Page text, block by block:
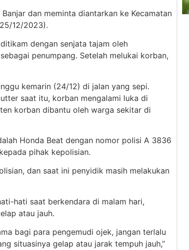
dan meminta diantarkan ke Kecamatan
12/2023).
dengan senjata tajam oleh
penumpang. Setelah melukai korban,
kemarin (24/12) di jalan yang sepi.
saat itu, korban mengalami luka di
korban dibantu oleh warga sekitar di
Honda Beat dengan nomor polisi A 3836
pihak kepolisian.
dan saat ini penyidik masih melakukan
hati saat berkendara di malam hari,
atau jauh.
bagi para pengemudi ojek, jangan terlalu
situasinya gelap atau jarak tempuh jauh,”